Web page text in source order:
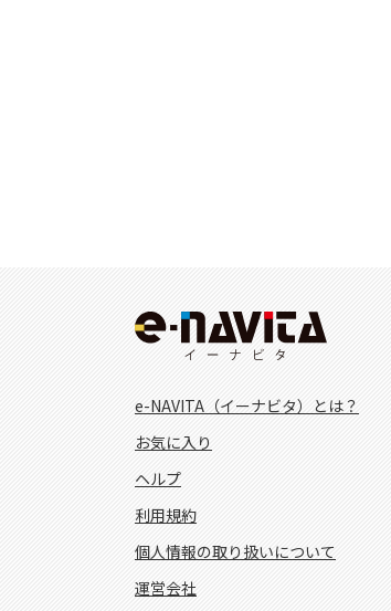
e-NAVITA（イーナビタ）とは？
お気に入り
ヘルプ
利用規約
個人情報の取り扱いについて
運営会社